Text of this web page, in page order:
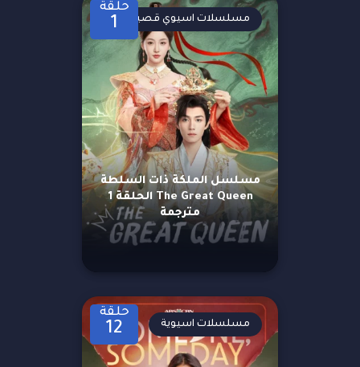
حلقة
1
مسلسل الملكة ذات السلطة
The Great Queen الحلقة 1
مترجمة
مسلسلات اسيوي قصيرة
حلقة
12 مسلسلات اسيوية